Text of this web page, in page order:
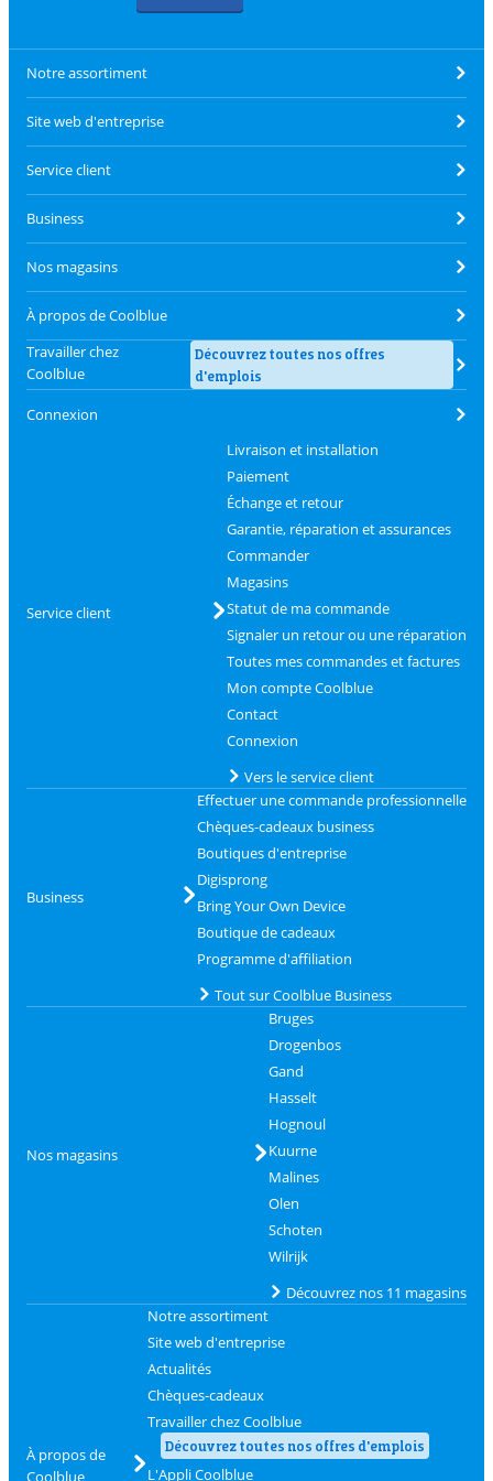
Notre assortiment
Site web d'entreprise
Service client
Business
Nos magasins
À propos de Coolblue
Travailler chez
Coolblue
Découvrez toutes nos offres
d'emplois
Connexion
Service client
Livraison et installation
Paiement
Échange et retour
Garantie, réparation et assurances
Commander
Magasins
Statut de ma commande
Signaler un retour ou une réparation
Toutes mes commandes et factures
Mon compte Coolblue
Contact
Connexion
Vers le service client
Business
Effectuer une commande professionnelle
Chèques-cadeaux business
Boutiques d'entreprise
Digisprong
Bring Your Own Device
Boutique de cadeaux
Programme d'affiliation
Tout sur Coolblue Business
Nos magasins
Bruges
Drogenbos
Gand
Hasselt
Hognoul
Kuurne
Malines
Olen
Schoten
Wilrijk
Découvrez nos 11 magasins
À propos de
Coolblue
Notre assortiment
Site web d'entreprise
Actualités
Chèques-cadeaux
Travailler chez Coolblue
Découvrez toutes nos offres d'emplois
L'Appli Coolblue